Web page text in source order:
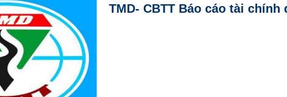
TMD- CBTT Báo cáo tài chính